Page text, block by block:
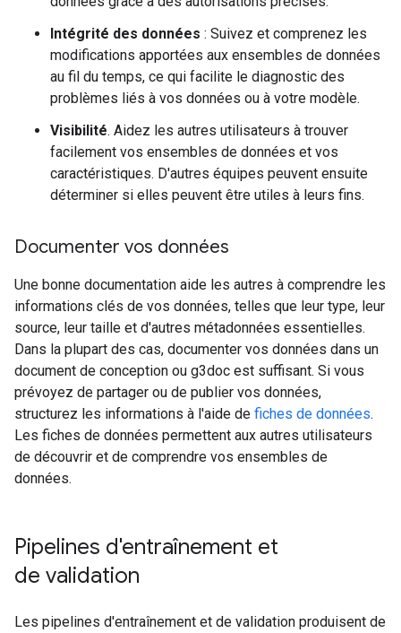
Intégrité des données : Suivez et comprenez les
modifications apportées aux ensembles de données
au fil du temps, ce qui facilite le diagnostic des
problèmes liés à vos données ou à votre modèle.
Visibilité. Aidez les autres utilisateurs à trouver
facilement vos ensembles de données et vos
caractéristiques. D'autres équipes peuvent ensuite
déterminer si elles peuvent être utiles à leurs fins.
Documenter vos données
Une bonne documentation aide les autres à comprendre les
informations clés de vos données, telles que leur type, leur
source, leur taille et d'autres métadonnées essentielles.
Dans la plupart des cas, documenter vos données dans un
document de conception ou g3doc est suffisant. Si vous
prévoyez de partager ou de publier vos données,
structurez les informations à l'aide de fiches de données.
Les fiches de données permettent aux autres utilisateurs
de découvrir et de comprendre vos ensembles de
données.
Pipelines d'entraînement et
de validation
Les pipelines d'entraînement et de validation produisent de